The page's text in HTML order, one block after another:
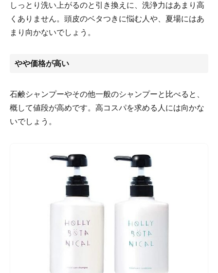
しっとり洗い上がるのと引き換えに、洗浄力はあまり高
くありません。頭皮のベタつきに悩む人や、夏場にはあ
まり向かないでしょう。
やや価格が高い
石鹸シャンプーやその他一般のシャンプーと比べると、
概して値段が高めです。高コスパを求める人には向かな
いでしょう。